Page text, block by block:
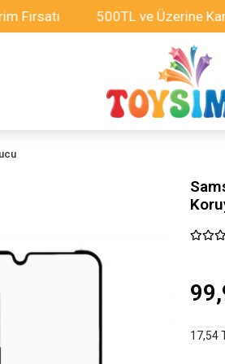
500TL ve Üzerine Kargo
17,54